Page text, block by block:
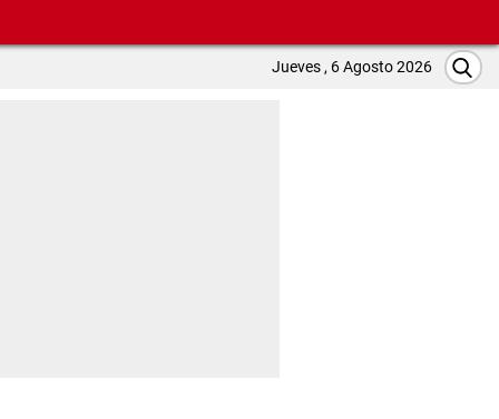
Jueves , 6 Agosto 2026